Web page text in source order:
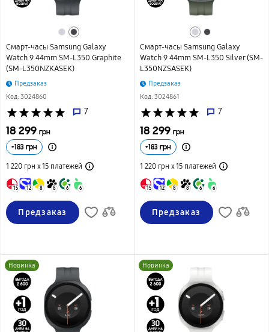
Смарт-часы Samsung Galaxy
Watch 9 44mm SM-L350 Graphite
(SM-L350NZKASEK)
Предзаказ
Код: 3024860
star star star star star 7
18 299 грн
+183 грн
1 220 грн х 15 платежей
15 12 8 8 6 6
Предзаказ
Смарт-часы Samsung Galaxy
Watch 9 44mm SM-L350 Silver (SM-
L350NZSASEK)
Предзаказ
Код: 3024861
star star star star star 7
18 299 грн
+183грн
1 220 грн х 15платежей
15 12 8 8 6 6
Предзаказ
Новинка Новинка